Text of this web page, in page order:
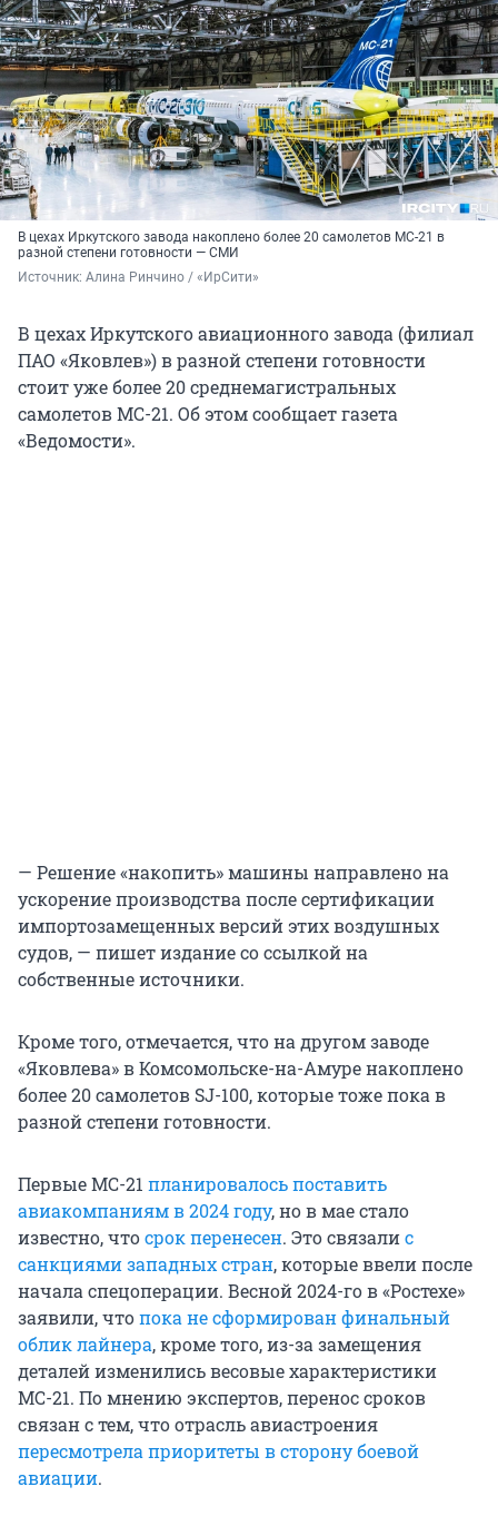
В цехах Иркутского завода накоплено более 20 самолетов МС-21 в
разной степени готовности — СМИ
Источник: Алина Ринчино / «ИрСити»
В цехах Иркутского авиационного завода (филиал
ПАО «Яковлев») в разной степени готовности
стоит уже более 20 среднемагистральных
самолетов МС-21. Об этом сообщает газета
«Ведомости».
— Решение «накопить» машины направлено на
ускорение производства после сертификации
импортозамещенных версий этих воздушных
судов, — пишет издание со ссылкой на
собственные источники.
Кроме того, отмечается, что на другом заводе
«Яковлева» в Комсомольске-на-Амуре накоплено
более 20 самолетов SJ-100, которые тоже пока в
разной степени готовности.
Первые МС-21 планировалось поставить
авиакомпаниям в 2024 году, но в мае стало
известно, чтосрок перенесен. Это связалис
санкциями западных стран, которые ввели после
начала спецоперации. Весной 2024-го в «Ростехе»
заявили, чтопока не сформирован финальный
облик лайнера, кроме того, из-за замещения
деталей изменились весовые характеристики
МС-21. По мнению экспертов, перенос сроков
связан с тем, что отрасль авиастроения
пересмотрела приоритеты в сторону боевой
авиации.